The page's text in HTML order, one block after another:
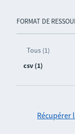
FORMAT DE
Tous (1)
csv (1)
Récupérer